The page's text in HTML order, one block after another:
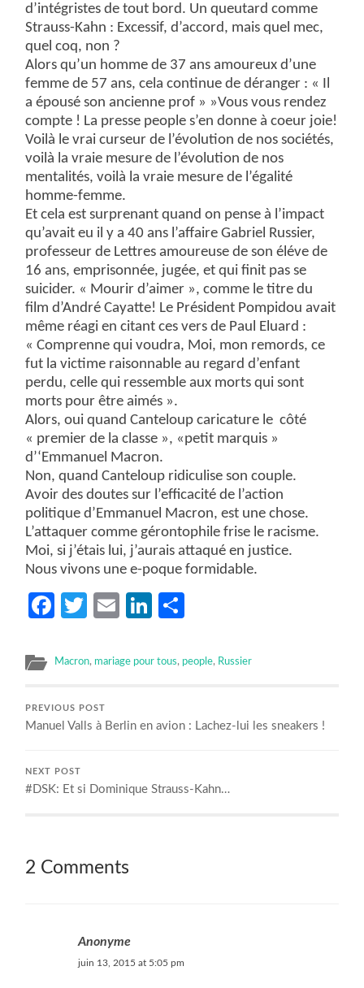
d’intégristes de tout bord. Un queutard comme
Strauss-Kahn : Excessif, d’accord, mais quel mec,
quel coq, non ?
Alors qu’un homme de 37 ans amoureux d’une
femme de 57 ans, cela continue de déranger : « Il
a épousé son ancienne prof » »Vous vous rendez
compte ! La presse people s’en donne à coeur joie!
Voilà le vrai curseur de l’évolution de nos sociétés,
voilà la vraie mesure de l’évolution de nos
mentalités, voilà la vraie mesure de l’égalité
homme-femme.
Et cela est surprenant quand on pense à l’impact
qu’avait eu il y a 40 ans l’affaire Gabriel Russier,
professeur de Lettres amoureuse de son éléve de
16 ans, emprisonnée, jugée, et qui finit pas se
suicider. « Mourir d’aimer », comme le titre du
film d’André Cayatte! Le Président Pompidou avait
même réagi en citant ces vers de Paul Eluard :
« Comprenne qui voudra, Moi, mon remords, ce
fut la victime raisonnable au regard d’enfant
perdu, celle qui ressemble aux morts qui sont
morts pour être aimés ».
Alors, oui quand Canteloup caricature le côté
« premier de la classe », «petit marquis »
d’‘Emmanuel Macron.
Non, quand Canteloup ridiculise son couple.
Avoir des doutes sur l’efficacité de l’action
politique d’Emmanuel Macron, est une chose.
L’attaquer comme gérontophile frise le racisme.
Moi, si j’étais lui, j’aurais attaqué en justice.
Nous vivons une e-poque formidable.
Facebook
Twitter
EmailLinkedIn
Macron, mariage pour tous, people, Russier
PREVIOUS POST
Manuel Valls à Berlin en avion : Lachez-lui les sneakers !
NEXT POST
#DSK: Et si Dominique Strauss-Kahn…
2 Comments
Anonyme
juin 13, 2015 at 5:05 pm